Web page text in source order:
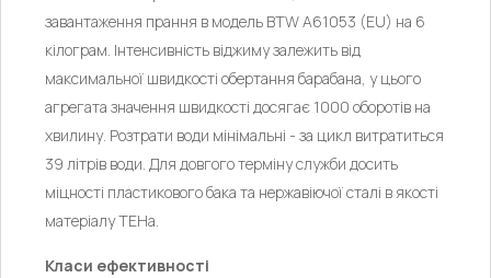
завантаження прання в модель BTW A61053 (EU) на 6
кілограм. Інтенсивність віджиму залежить від
максимальної швидкості обертання барабана, у цього
агрегата значення швидкості досягає 1000 оборотів на
хвилину. Розтрати води мінімальні - за цикл витратиться
39 літрів води. Для довгого терміну служби досить
міцності пластикового бака та нержавіючої сталі в якості
матеріалу ТЕНа.
Класи ефективності